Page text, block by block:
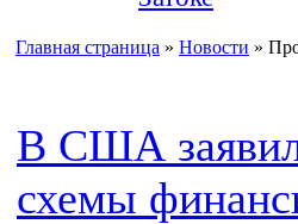
Главная страница » Новости »
В США
схемы